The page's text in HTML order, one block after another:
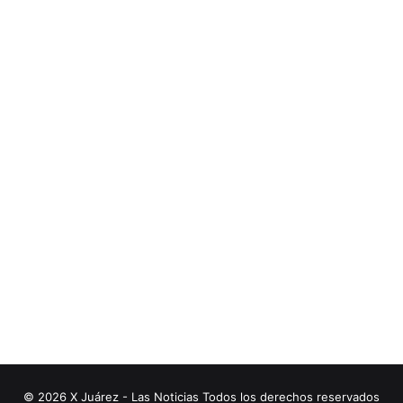
© 2026 X Juárez - Las Noticias Todos los derechos reservados